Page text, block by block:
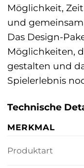
Möglichkeit,
und
Das Design-
Möglichkeiten,
gestalten und
Spielerlebnis
Technische
MERKMAL
Produktart